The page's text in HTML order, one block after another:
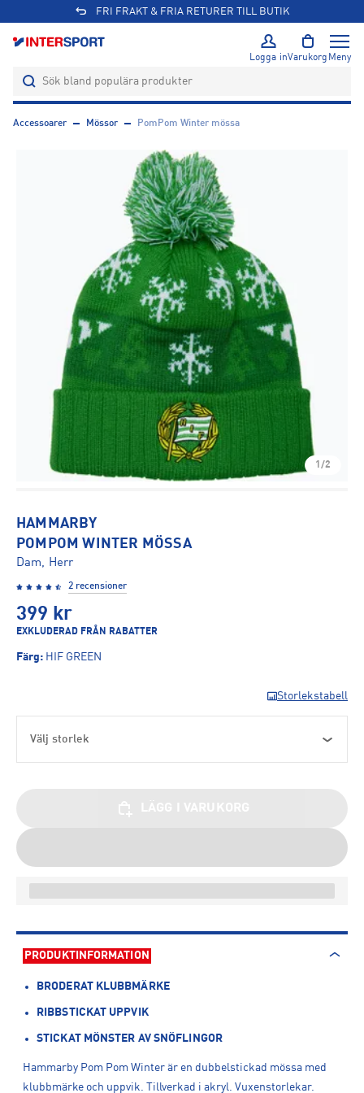
FRI FRAKT & FRIA RETURER TILL BUTIK
Logga inVarukorg Meny
Accessoarer Mössor PomPom Winter mössa
1/2
HAMMARBY
POMPOM WINTER MÖSSA
Dam, Herr
2 recensioner
399 kr
EXKLUDERAD FRÅN RABATTER
Färg: HIF GREEN
Storlekstabell
Välj storlek
PRODUKTINFORMATION
BRODERAT KLUBBMÄRKE
RIBBSTICKAT UPPVIK
STICKAT MÖNSTER AV SNÖFLINGOR
Hammarby Pom Pom Winter är en dubbelstickad mössa med
klubbmärke och uppvik. Tillverkad i akryl. Vuxenstorlekar.